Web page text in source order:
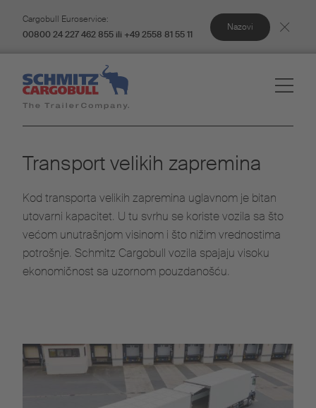
Cargobull Euroservice:
00800 24 227 462 855 ili +49 2558 81 55 11
Nazovi
Transport velikih zapremina
Kod transporta velikih zapremina uglavnom je bitan
utovarni kapacitet. U tu svrhu se koriste vozila sa što
većom unutrašnjom visinom i što nižim vrednostima
potrošnje. Schmitz Cargobull vozila spajaju visoku
ekonomičnost sa uzornom pouzdanošću.